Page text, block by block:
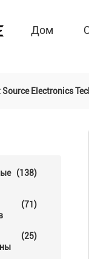
Дом
Source Electronics
(138)
(71)
(25)